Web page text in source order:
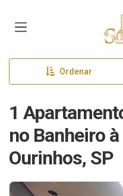
Ordenar
1
no Banheiro
Ourinhos, SP